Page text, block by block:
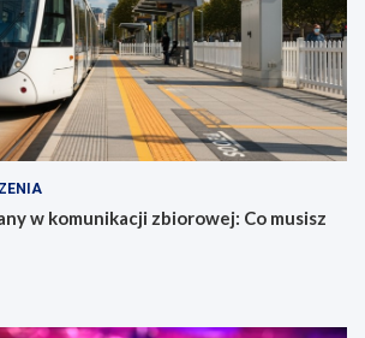
w komunikacji zbiorowej: Co musisz